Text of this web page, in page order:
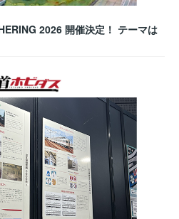
2026 開催決定！ テーマは